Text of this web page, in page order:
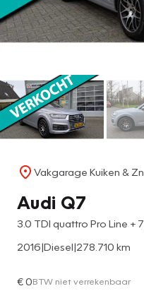
Vakgarage Kuiken & Zn.
Audi Q7
2016|Diesel|278.710 km
€ 0BTW niet verrekenbaar